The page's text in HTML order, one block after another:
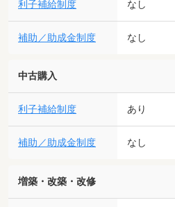
利子補給制度 なし
補助／助成金制度 なし
中古購入
利子補給制度 あり
補助／助成金制度 なし
増築・改築・改修